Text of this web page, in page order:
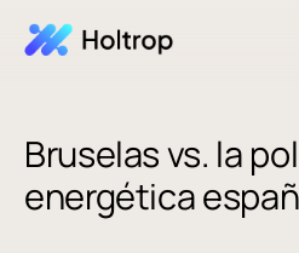
Bruselas vs. la
energética